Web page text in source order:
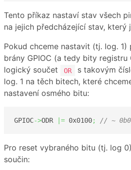
Tento příkaz nastaví stav všech
na jejich předcházející stav, který
Pokud chceme nastavit (tj. log. 1)
brány GPIOC (a tedy bity registru
logický součet
OR
s takovým
log. 1 na těch bitech, které
nastavení osmého bitu:
GPIOC->ODR |= 0x0100; // ~
Pro reset vybraného bitu (tj. log
součin: